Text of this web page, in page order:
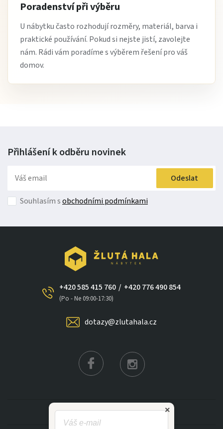
Poradenství při výběru
U nábytku často rozhodují rozměry, materiál, barva i
praktické používání. Pokud si nejste jistí, zavolejte
nám. Rádi vám poradíme s výběrem řešení pro váš
domov.
Přihlášení k odběru novinek
Odeslat
Souhlasím sobchodními podmínkami
+420 585 415 760
(Po - Ne 09:00-17:30)
/ +420 776 490 854
dotazy@zlutahala.cz
KATEGORIE ×